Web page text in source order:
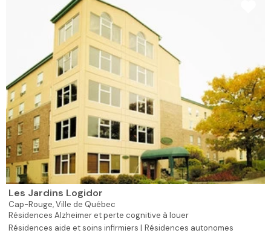
Les Jardins Logidor
Cap-Rouge,Ville de Québec
Résidences Alzheimer et perte cognitive à louer
Résidences aide et soins infirmiers | Résidences autonomes